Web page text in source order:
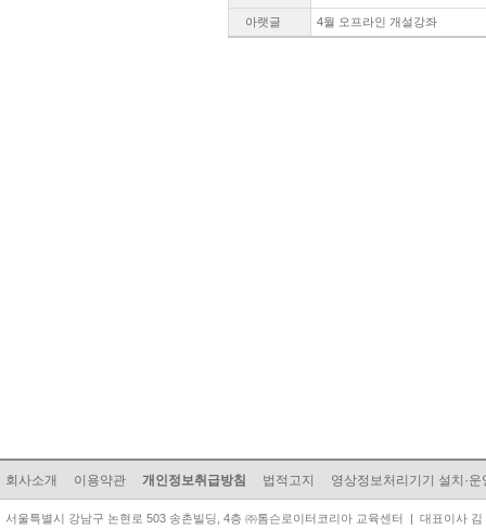
아랫글 4월 오프라인 개설강좌
회사소개 이용약관 개인정보취급방침 법적고지 영상정보처리기기 설치·운
서울특별시 강남구 논현로 503 송촌빌딩, 4층 ㈜톰슨로이터코리아 교육센터 | 대표이사